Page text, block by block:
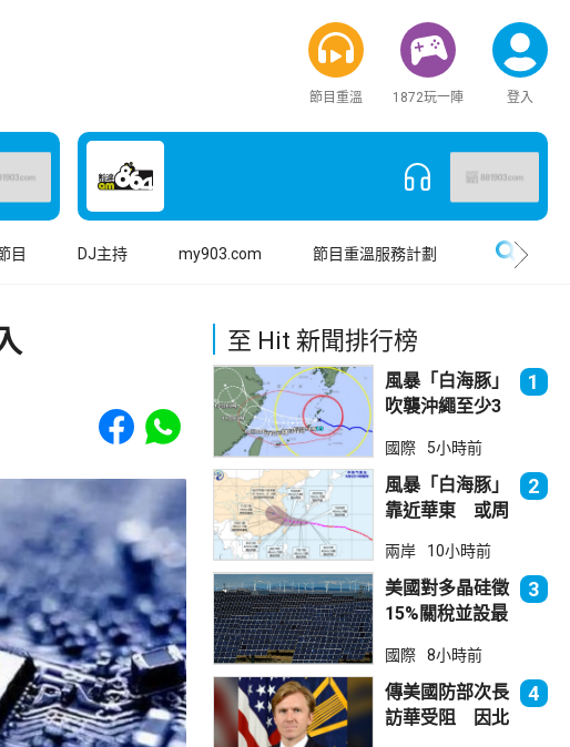
節目重溫 1872玩一陣 登入
目 DJ主持 my903.com 節目重溫服務計劃
Share to Facebook
Share to WhatsApp
至 Hit 新聞排行榜
風暴「白海豚」
吹襲沖繩至少3
取消
1
國際 5小時前
風暴「白海豚」
靠近華東 或周
2
兩岸 10小時前
美國對多晶硅徵
15%關稅並設最
克：中國無法再
傾銷
3
國際 8小時前
傳美國防部次長
訪華受阻 因北
4